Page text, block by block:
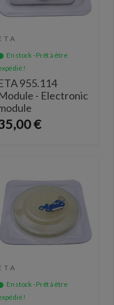
En stock - Prêt à être
!
955.114
- Electronic
€
En stock - Prêt à être
!